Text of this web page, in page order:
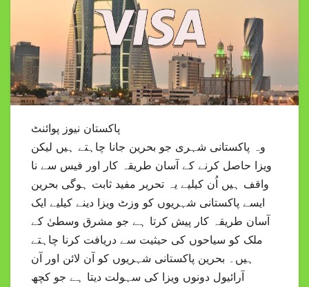
پاکستان نیوز پوائنٹ
وہ پاکستانی شہری جو بحرین جانا چاہتے ہیں لیکن
ویزا حاصل کرنے کے آسان طریقہ کار اور فیس سے نا
واقف ہیں اُن کیلیے یہ تحریر مفید ثابت ہوگی بحرین
ایسے پاکستانی شہریوں کو وزٹ ویزا دینے کیلیے ایک
آسان طریقہ کار پیش کرتا ہے جو مشرق وسطیٰ کے
ملک کو سیاحوں کی حیثیت سے دریافت کرنا چاہتے
ہیں۔ بحرین پاکستانی شہریوں کو آن لائن اور آن
آرائیول دونوں ویزا کی سہولت دیتا ہے جو کچھ